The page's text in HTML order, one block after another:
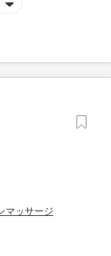
マッサージ